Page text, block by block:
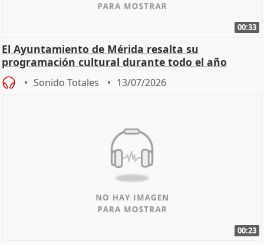
00:33
El Ayuntamiento de Mérida resalta su
programación cultural durante todo el año
Sonido Totales 13/07/2026
00:23